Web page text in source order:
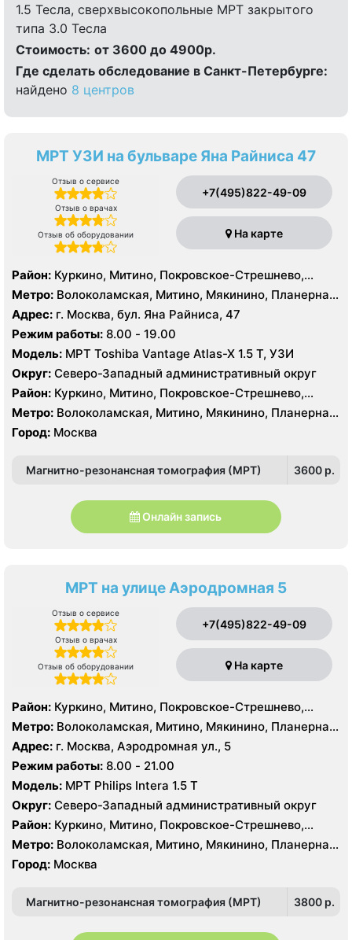
1.5 Тесла, сверхвысокопольные МРТ закрытого
типа 3.0 Тесла
Стоимость: от 3600 до 4900р.
Где сделать обследование в Санкт-Петербурге:
найдено 8 центров
МРТ УЗИ на бульваре Яна Райниса 47
Отзыв о сервисе
Отзыв о врачах
Отзыв об оборудовании
+7(495)822-49-09
На карте
Район: Куркино, Митино, Покровское-Стрешнево,
Северное Тушино, Строгино, Южное Тушино
Метро: Волоколамская, Митино, Мякинино, Планерная,
Пятницкое шоссе, Спартак, Строгино, Сходненская,
Тушинская, Щукинская
Адрес: г. Москва, бул. Яна Райниса, 47
Режим работы: 8.00 - 19.00
Модель: МРТ Toshiba Vantage Atlas-X 1.5 Т, УЗИ
Округ: Северо-Западный административный округ
Район: Куркино, Митино, Покровское-Стрешнево,
Северное Тушино, Строгино, Южное Тушино
Метро: Волоколамская, Митино, Мякинино, Планерная,
Пятницкое шоссе, Спартак, Строгино, Сходненская,
Тушинская, Щукинская
Город: Москва
Магнитно-резонансная томография (МРТ) 3600 p.
Онлайн запись
МРТ на улице Аэродромная 5
Отзыв о сервисе
Отзыв о врачах
Отзыв об оборудовании
+7(495)822-49-09
На карте
Район: Куркино, Митино, Покровское-Стрешнево,
Северное Тушино, Строгино, Щукино, Южное Тушино
Метро: Волоколамская, Митино, Мякинино, Планерная,
Пятницкое шоссе, Спартак, Сходненская, Тушинская,
Щукинская
Адрес: г. Москва, Аэродромная ул., 5
Режим работы:
8.00 - 21.00
Модель: МРТ Philips Intera 1.5 T
Округ: Северо-Западный административный округ
Район: Куркино, Митино, Покровское-Стрешнево,
Северное Тушино, Строгино, Щукино, Южное Тушино
Метро: Волоколамская, Митино, Мякинино, Планерная,
Пятницкое шоссе, Спартак, Сходненская, Тушинская,
Щукинская
Город: Москва
Магнитно-резонансная томография (МРТ) 3800 p.